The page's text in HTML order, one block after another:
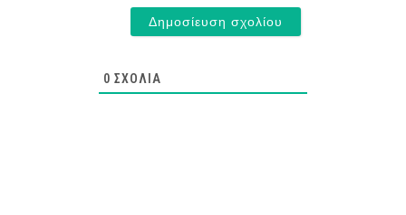
0 ΣΧΌΛΙΑ